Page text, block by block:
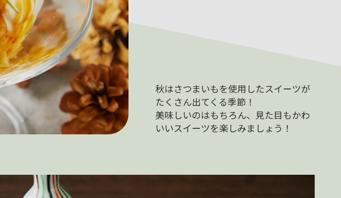
秋はさつまいもを使用したスイーツが
たくさん出てくる季節！
美味しいのはもちろん、見た目もかわ
いいスイーツを楽しみましょう！